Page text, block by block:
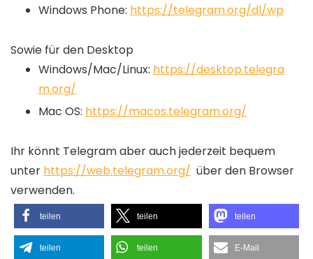
Windows Phone: https://telegram.org/dl/wp
Sowie für den Desktop
Windows/Mac/Linux: https://desktop.telegra
m.org/
Mac OS: https://macos.telegram.org/
Ihr könnt Telegram aber auch jederzeit bequem
unter https://web.telegram.org/ über den Browser
verwenden.
teilen teilen teilen
teilen teilen E-Mail